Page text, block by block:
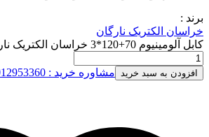
برند :
خراسان الکتریک نارگان
کابل آلومینیوم 70+120*3 خراسان الکتریک نارگان عدد
افزودن به سبد خرید مشاوره خرید : 09912953360